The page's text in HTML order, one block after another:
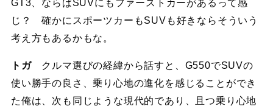
GT3、ならばSUVにもファーストカーがあるって感
じ？ 確かにスポーツカーもSUVも好きならそういう
考え方もあるかもな。
トガ クルマ選びの経緯から話すと、G550でSUVの
使い勝手の良さ、乗り心地の進化を感じることができ
た俺は、次も同じような現代的であり、且つ乗り心地